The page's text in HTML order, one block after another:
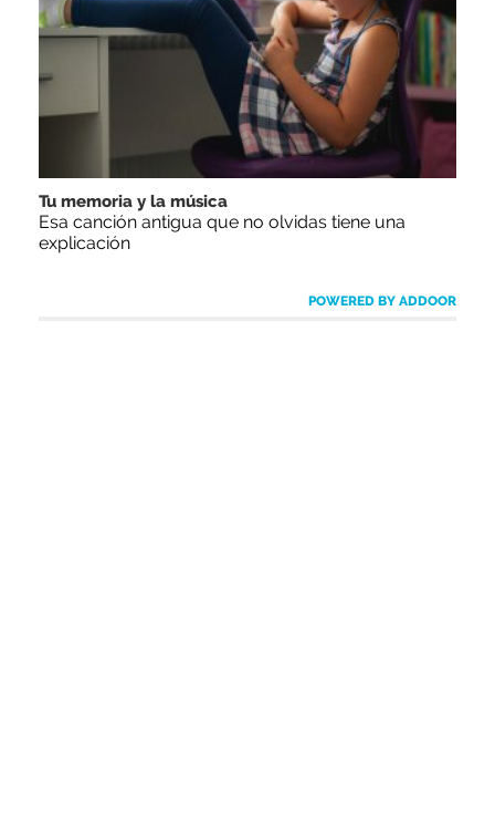
Tu memoria y la música
Esa canción antigua que no olvidas tiene una
explicación
POWERED BY ADDOOR